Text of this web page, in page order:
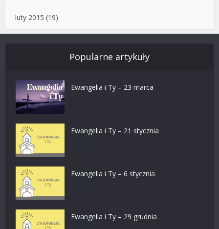
luty 2015 (19)
Popularne artykuły
Ewangelia i Ty – 23 marca
Ewangelia i Ty – 21 stycznia
Ewangelia i Ty – 6 stycznia
Ewangelia i Ty – 29 grudnia